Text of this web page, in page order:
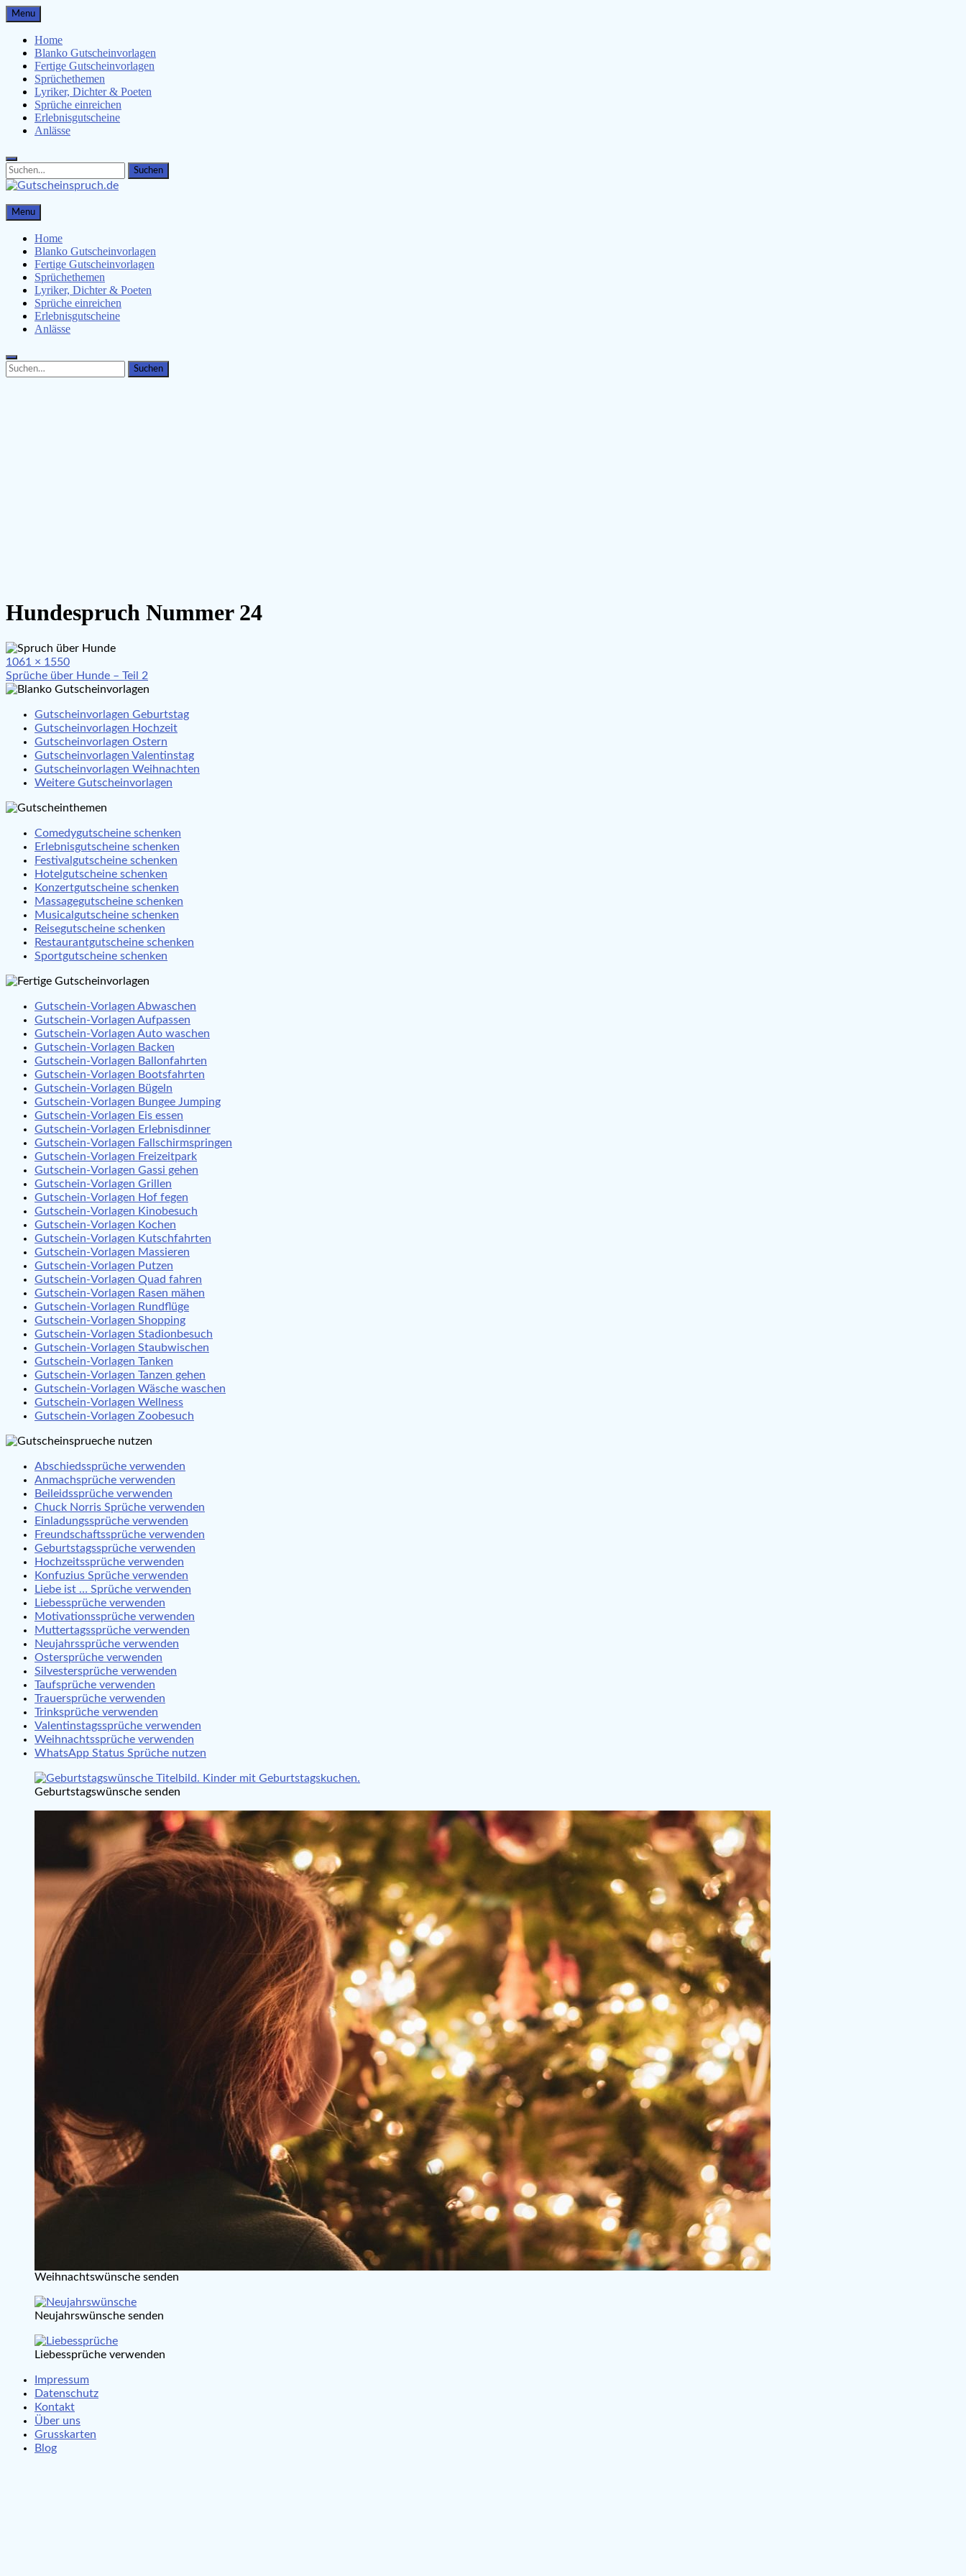
Skip
to
content
Menu
Home
Blanko Gutscheinvorlagen
Fertige Gutscheinvorlagen
Sprüchethemen
Lyriker, Dichter & Poeten
Sprüche einreichen
Erlebnisgutscheine
Anlässe
Search
for:
Search
Gutscheinspruch.de
Gutscheinsprüche & Gutscheinvorlagen finden
Menu
Home
Blanko Gutscheinvorlagen
Fertige Gutscheinvorlagen
Sprüchethemen
Lyriker, Dichter & Poeten
Sprüche einreichen
Erlebnisgutscheine
Anlässe
Search
for:
Search
Hundespruch Nummer 24
Full
size
1061 × 1550
Beitragsnavigation
Sprüche über Hunde – Teil 2
Gutscheinvorlagen Geburtstag
Gutscheinvorlagen Hochzeit
Gutscheinvorlagen Ostern
Gutscheinvorlagen Valentinstag
Gutscheinvorlagen Weihnachten
Weitere Gutscheinvorlagen
Comedygutscheine schenken
Erlebnisgutscheine schenken
Festivalgutscheine schenken
Hotelgutscheine schenken
Konzertgutscheine schenken
Massagegutscheine schenken
Musicalgutscheine schenken
Reisegutscheine schenken
Restaurantgutscheine schenken
Sportgutscheine schenken
Gutschein-Vorlagen Abwaschen
Gutschein-Vorlagen Aufpassen
Gutschein-Vorlagen Auto waschen
Gutschein-Vorlagen Backen
Gutschein-Vorlagen Ballonfahrten
Gutschein-Vorlagen Bootsfahrten
Gutschein-Vorlagen Bügeln
Gutschein-Vorlagen Bungee Jumping
Gutschein-Vorlagen Eis essen
Gutschein-Vorlagen Erlebnisdinner
Gutschein-Vorlagen Fallschirmspringen
Gutschein-Vorlagen Freizeitpark
Gutschein-Vorlagen Gassi gehen
Gutschein-Vorlagen Grillen
Gutschein-Vorlagen Hof fegen
Gutschein-Vorlagen Kinobesuch
Gutschein-Vorlagen Kochen
Gutschein-Vorlagen Kutschfahrten
Gutschein-Vorlagen Massieren
Gutschein-Vorlagen Putzen
Gutschein-Vorlagen Quad fahren
Gutschein-Vorlagen Rasen mähen
Gutschein-Vorlagen Rundflüge
Gutschein-Vorlagen Shopping
Gutschein-Vorlagen Stadionbesuch
Gutschein-Vorlagen Staubwischen
Gutschein-Vorlagen Tanken
Gutschein-Vorlagen Tanzen gehen
Gutschein-Vorlagen Wäsche waschen
Gutschein-Vorlagen Wellness
Gutschein-Vorlagen Zoobesuch
Abschiedssprüche verwenden
Anmachsprüche verwenden
Beileidssprüche verwenden
Chuck Norris Sprüche verwenden
Einladungssprüche verwenden
Freundschaftssprüche verwenden
Geburtstagssprüche verwenden
Hochzeitssprüche verwenden
Konfuzius Sprüche verwenden
Liebe ist … Sprüche verwenden
Liebessprüche verwenden
Motivationssprüche verwenden
Muttertagssprüche verwenden
Neujahrssprüche verwenden
Ostersprüche verwenden
Silvestersprüche verwenden
Taufsprüche verwenden
Trauersprüche verwenden
Trinksprüche verwenden
Valentinstagssprüche verwenden
Weihnachtssprüche verwenden
WhatsApp Status Sprüche nutzen
Geburtstagswünsche senden
Weihnachtswünsche senden
Neujahrswünsche senden
Liebessprüche verwenden
Impressum
Datenschutz
Kontakt
Über uns
Grusskarten
Blog